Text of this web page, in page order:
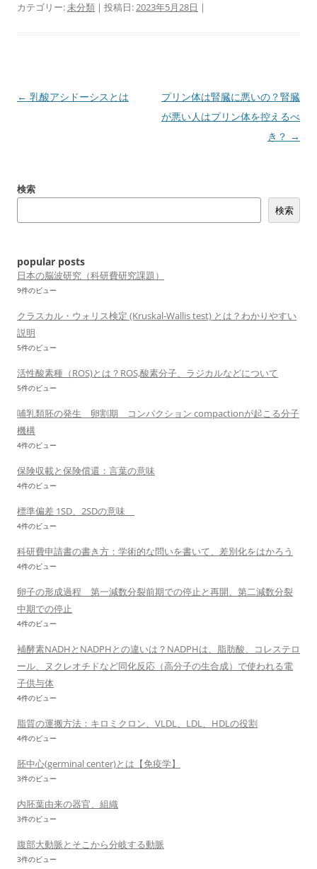
カテゴリー:未分類 | 投稿日:2023年5月28日 |
投
ー
← 乳酸アシドーシスとは
プリン体は腎臓に悪いの？腎臓
が悪い人はプリン体を控えるべ
き？ →
検索
検索
popular posts
日本の脳波研究（科研費研究課題）
9件のビュー
クラスカル・ウォリス検定 (Kruskal-Wallis test) とは？わかりやすい
説明
5件のビュー
活性酸素種（ROS)とは？ROS,酸素分子、ラジカルなどについて
5件のビュー
哺乳類胚の発生 卵割期 コンパクション compactionが起こる分子
機構
4件のビュー
保険収載と保険償還：言葉の意味
4件のビュー
標準偏差 1SD、2SDの意味
4件のビュー
科研費申請書の書き方：学術的な問いを書いて、差別化をはかろう
4件のビュー
卵子の形成過程 第一減数分裂前期での停止と再開、第二減数分裂
中期での停止
4件のビュー
補酵素NADHとNADPHとの違いは？NADPHは、脂肪酸、コレステロ
ール、ヌクレオチドなど同化反応（高分子の生合成）で使われる電
子供与体
4件のビュー
脂質の運搬方法：キロミクロン、VLDL、LDL、HDLの役割
4件のビュー
胚中心(germinal center)とは【免疫学】
3件のビュー
内胚葉由来の器官、組織
3件のビュー
腹部大動脈とそこから分岐する動脈
3件のビュー